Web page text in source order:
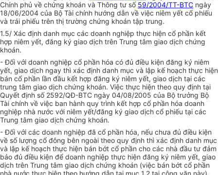
Chính phủ về chứng khoán và Thông tư số 59/2004/TT-BTC ngày
18/06/2004 của Bộ Tài chính hướng dẫn về việc niêm yết cổ phiếu
và trái phiếu trên thị trường chứng khoán tập trung.
1.5/ Xác định danh mục các doanh nghiệp thực hiện cổ phần kết
hợp niêm yết, đăng ký giao dịch trên Trung tâm giao dịch chứng
khoán.
- Đối với doanh nghiệp cổ phần hóa có đủ điều kiện đăng ký niêm
yết, giao dịch ngay thì xác định danh mục và lập kế hoạch thực hiện
bán cổ phần lần đầu kết hợp đăng ký niêm yết, giao dịch tại các
trung tâm giao dịch chứng khoán. Việc thực hiện theo quy định tại
Quyết định số 2592/QĐ-BTC ngày 04/08/2005 của Bộ trưởng Bộ
Tài chính về việc ban hành quy trình kết hợp cổ phần hóa doanh
nghiệp nhà nước với niêm yết/đăng ký giao dịch cổ phiếu tại các
Trung tâm giao dịch chứng khoán.
- Đối với các doanh nghiệp đã cổ phần hóa, nếu chưa đủ điều kiện
về số lượng cổ đông bên ngoài theo quy định thì xác định danh mục
và lập kế hoạch thực hiện bán bớt cổ phần cho các nhà đầu tư đảm
bảo đủ điều kiện để doanh nghiệp thực hiện đăng ký niêm yết, giao
dịch trên Trung tâm giao dịch chứng khoán (việc bán bớt cổ phần
nhà nước thực hiện theo hướng dẫn tại mục 1.2 tại công văn này).